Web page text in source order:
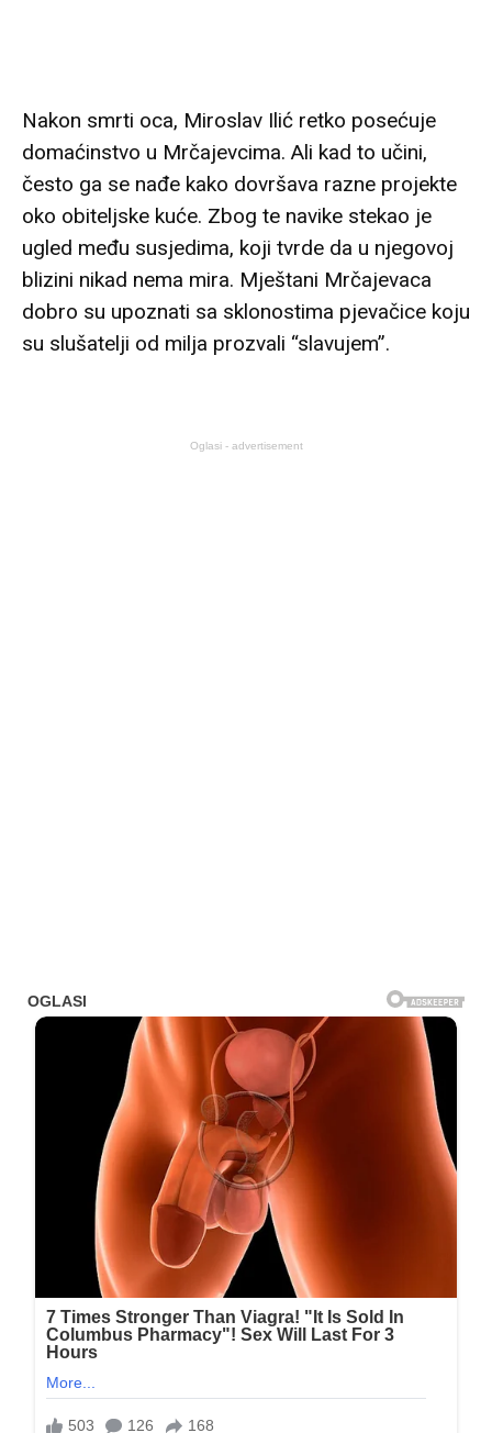
Nakon smrti oca, Miroslav Ilić retko posećuje
domaćinstvo u Mrčajevcima. Ali kad to učini,
često ga se nađe kako dovršava razne projekte
oko obiteljske kuće. Zbog te navike stekao je
ugled među susjedima, koji tvrde da u njegovoj
blizini nikad nema mira. Mještani Mrčajevaca
dobro su upoznati sa sklonostima pjevačice koju
su slušatelji od milja prozvali “slavujem”.
Oglasi - advertisement